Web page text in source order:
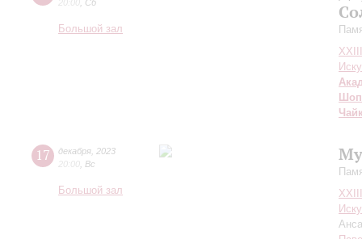
Сб
Большой зал
17 декабря 2023
20:00 Вс
Большой зал